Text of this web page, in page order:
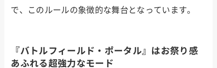
で、このルールの象徴的な舞台となっています。
『バトルフィールド・ポータル』はお祭り感
あふれる超強力なモード